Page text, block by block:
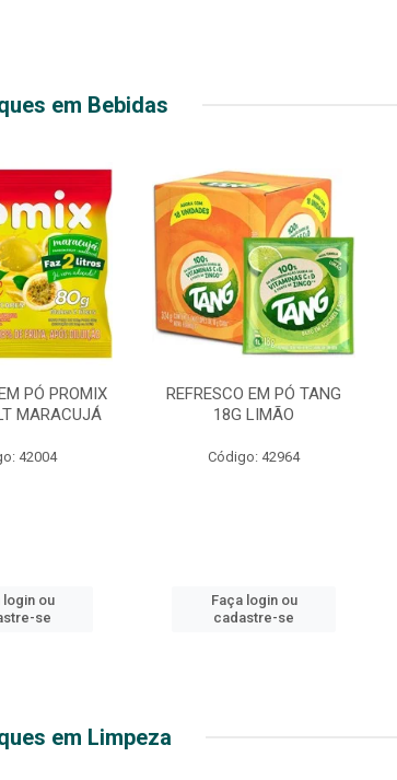
em Bebidas
PÓ PROMIX
MARACUJÁ
42004
login ou
se
REFRESCO EM PÓ TANG
18G LIMÃO
Código: 42964
Faça login ou
cadastre-se
em Limpeza